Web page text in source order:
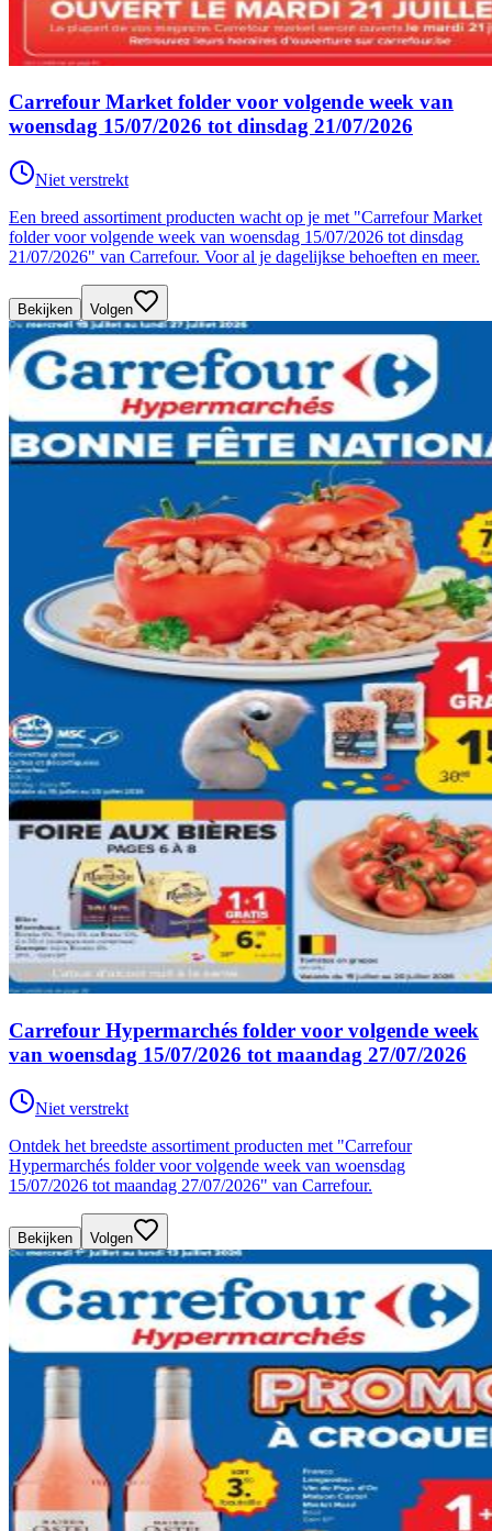
Carrefour Market folder voor volgende week van
woensdag 15/07/2026 tot dinsdag 21/07/2026
Niet verstrekt
Een breed assortiment producten wacht op je met "Carrefour Market
folder voor volgende week van woensdag 15/07/2026 tot dinsdag
21/07/2026" van Carrefour. Voor al je dagelijkse behoeften en meer.
Bekijken Volgen
Carrefour Hypermarchés folder voor volgende week
van woensdag 15/07/2026 tot maandag 27/07/2026
Niet verstrekt
Ontdek het breedste assortiment producten met "Carrefour
Hypermarchés folder voor volgende week van woensdag
15/07/2026 tot maandag 27/07/2026" van Carrefour.
Bekijken Volgen